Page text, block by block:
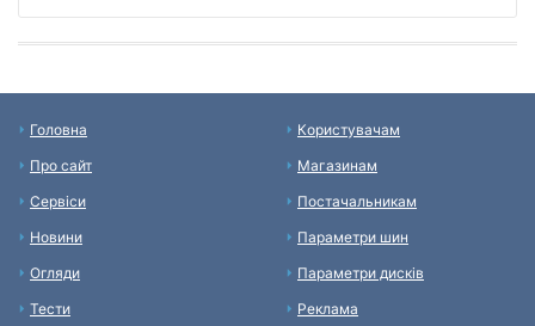
Головна
Про сайт
Сервіси
Новини
Огляди
Тести
Користувачам
Магазинам
Постачальникам
Параметри шин
Параметри дисків
Реклама